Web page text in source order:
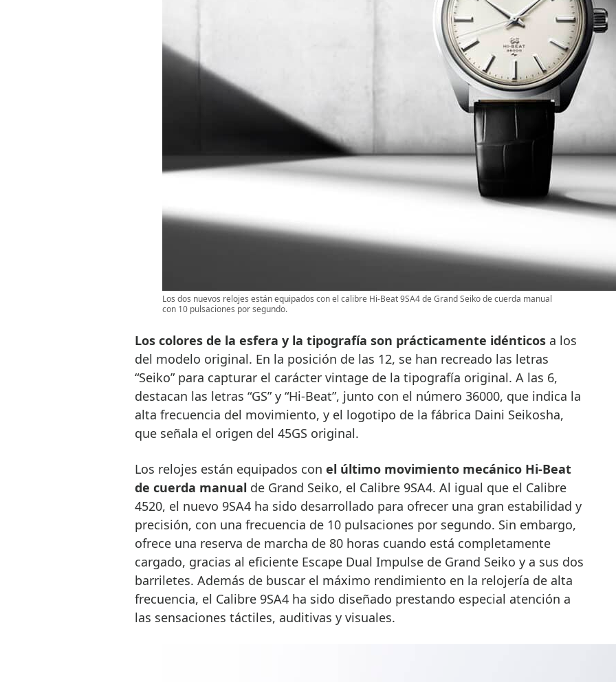
Los dos nuevos relojes están equipados con el calibre Hi-Beat 9SA4 de Grand Seiko de cuerda manual
con 10 pulsaciones por segundo.
Los colores de la esfera y la tipografía son prácticamente idénticosa los
del modelo original. En la posición de las 12, se han recreado las letras
“Seiko” para capturar el carácter vintage de la tipografía original. A las 6,
destacan las letras “GS” y “Hi-Beat”, junto con el número 36000, que indica la
alta frecuencia del movimiento, y el logotipo de la fábrica Daini Seikosha,
que señala el origen del 45GS original.
Los relojes están equipados con el último movimiento mecánico Hi-Beat
de cuerda manual de Grand Seiko, el Calibre 9SA4. Al igual que el Calibre
4520, el nuevo 9SA4 ha sido desarrollado para ofrecer una gran estabilidad y
precisión, con una frecuencia de 10 pulsaciones por segundo. Sin embargo,
ofrece una reserva de marcha de 80 horas cuando está completamente
cargado, gracias al eficiente Escape Dual Impulse de Grand Seiko y a sus dos
barriletes. Además de buscar el máximo rendimiento en la relojería de alta
frecuencia, el Calibre 9SA4 ha sido diseñado prestando especial atención a
las sensaciones táctiles, auditivas y visuales.